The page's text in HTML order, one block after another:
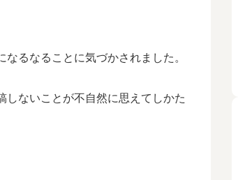
るなることに気づかされました。
ないことが不自然に思えてしかた